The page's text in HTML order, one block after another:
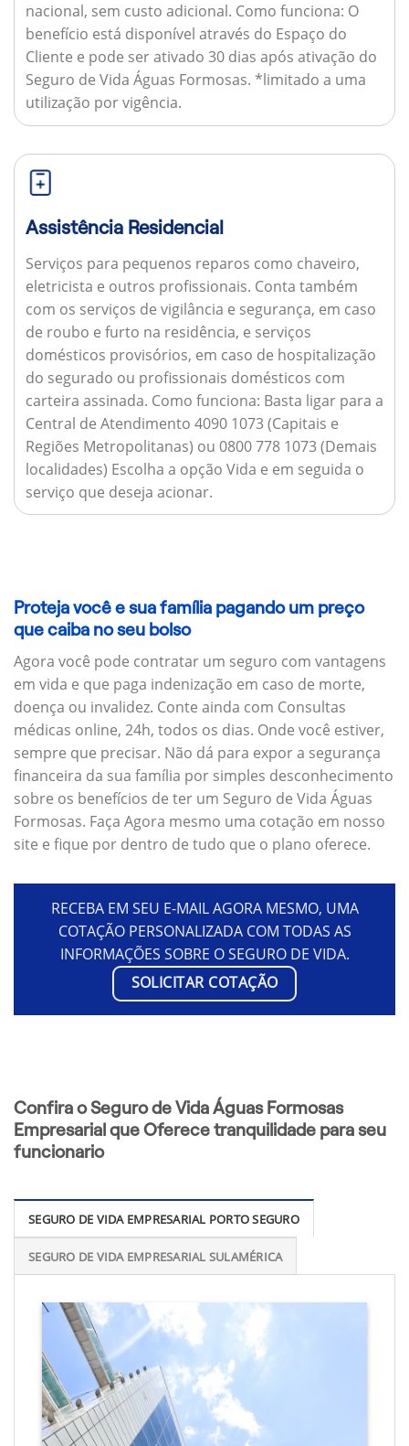
nacional, sem custo adicional. Como funciona: O
benefício está disponível através do Espaço do
Cliente e pode ser ativado 30 dias após ativação do
Seguro de Vida Águas Formosas. *limitado a uma
utilização por vigência.
Assistência Residencial
Serviços para pequenos reparos como chaveiro,
eletricista e outros profissionais. Conta também
com os serviços de vigilância e segurança, em caso
de roubo e furto na residência, e serviços
domésticos provisórios, em caso de hospitalização
do segurado ou profissionais domésticos com
carteira assinada. Como funciona: Basta ligar para a
Central de Atendimento 4090 1073 (Capitais e
Regiões Metropolitanas) ou 0800 778 1073 (Demais
localidades) Escolha a opção Vida e em seguida o
serviço que deseja acionar.
Proteja você e sua família pagando um preço
que caiba no seu bolso
Agora você pode contratar um seguro com vantagens
em vida e que paga indenização em caso de morte,
doença ou invalidez. Conte ainda com Consultas
médicas online, 24h, todos os dias. Onde você estiver,
sempre que precisar. Não dá para expor a segurança
financeira da sua família por simples desconhecimento
sobre os benefícios de ter um Seguro de Vida Águas
Formosas. Faça Agora mesmo uma cotação em nosso
site e fique por dentro de tudo que o plano oferece.
RECEBA EM SEU E-MAIL AGORA MESMO, UMA
COTAÇÃO PERSONALIZADA COM TODAS AS
INFORMAÇÕES SOBRE O SEGURO DE VIDA.
SOLICITAR COTAÇÃO
Confira o Seguro de Vida Águas Formosas
Empresarial que Oferece tranquilidade para seu
funcionario
SEGURO DE VIDA EMPRESARIAL PORTO SEGURO
SEGURO DE VIDA EMPRESARIAL SULAMÉRICA